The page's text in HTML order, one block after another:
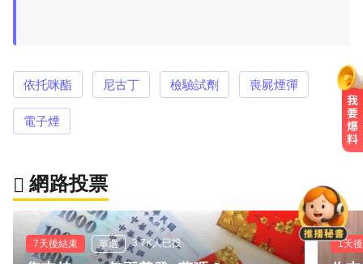
依托咪酯 尼古丁 檢驗試劑 喪屍煙彈
電子煙
網路投票
7天後結束 單選 3.7K人已投 1天
萬人撤離